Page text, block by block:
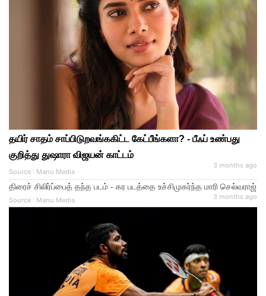
தயிர் சாதம் சாப்பிடுறவங்ககிட்ட கேட்பீங்களா? - பீஃப் உண்பது
குறித்து துஷாரா விஜயன் காட்டம்
Source : Manu Media
3 months ago
திரைச் சிலிர்ப்பைத் தந்த படம் - கர படத்தை உச்சிமுகர்ந்த மாரி செல்வராஜ்
Source : Manu Media 3 months ago